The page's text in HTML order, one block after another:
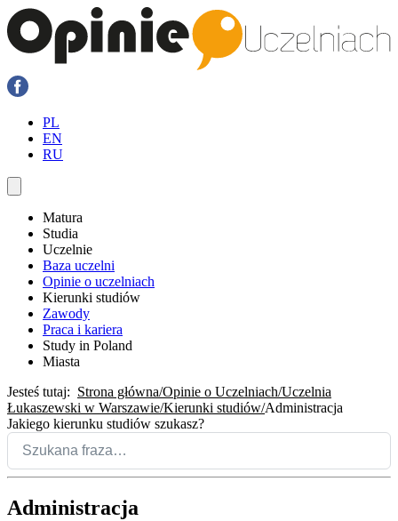
PL
EN
RU
Matura
Studia
Uczelnie
Baza uczelni
Opinie o uczelniach
Kierunki studiów
Zawody
Praca i kariera
Study in Poland
Miasta
Jesteś tutaj: Strona główna Opinie o Uczelniach Uczelnia
Łukaszewski w Warszawie Kierunki studiów Administracja
Jakiego kierunku studiów szukasz?
Administracja